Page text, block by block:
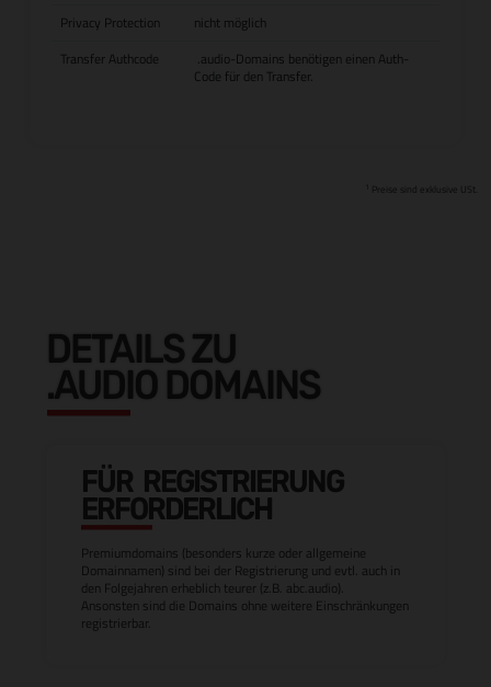
Privacy Protection
nicht möglich
Transfer Authcode
.audio-Domains benötigen einen Auth-
Code für den Transfer.
Preise sind exklusive USt.
DETAILS ZU
.AUDIO DOMAINS
FÜR REGISTRIERUNG
ERFORDERLICH
Premiumdomains (besonders kurze oder allgemeine
Domainnamen) sind bei der Registrierung und evtl. auch in
den Folgejahren erheblich teurer (z.B. abc.audio).
Ansonsten sind die Domains ohne weitere Einschränkungen
registrierbar.